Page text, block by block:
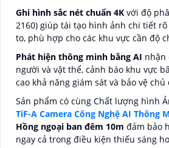
Ghi hình sắc nét chuẩn 4K với độ
2160) giúp tái tạo hình ảnh chi tiết
to, phù hợp cho các khu vực cần độ
Phát hiện thông minh bằng AI nhận
người và vật thể, cảnh báo khu vực
cao khả năng giám sát và bảo vệ chủ
Sản phẩm có cùng Chất lượng hình
TiF-A Camera Công Nghệ AI Thông
Hồng ngoại ban đêm 10m đảm bảo
ngay cả trong điều kiện thiếu sáng